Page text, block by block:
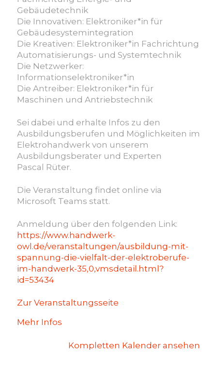
Gebäudetechnik
Die Innovativen: Elektroniker*in für
Gebäudesystemintegration
Die Kreativen: Elektroniker*in Fachrichtung
Automatisierungs- und Systemtechnik
Die Netzwerker:
Informationselektroniker*in
Die Antreiber: Elektroniker*in für
Maschinen und Antriebstechnik
Sei dabei und erhalte Infos zu den
Ausbildungsberufen und Möglichkeiten im
Elektrohandwerk von unserem
Ausbildungsberater und Experten
Pascal Rüter.
Die Veranstaltung findet online via
Microsoft Teams statt.
Anmeldung über den folgenden Link:
https://www.handwerk-
owl.de/veranstaltungen/ausbildung-mit-
spannung-die-vielfalt-der-elektroberufe-
im-handwerk-35,0,vmsdetail.html?
id=53434
Zur Veranstaltungsseite
Mehr Infos
Kompletten Kalender ansehen